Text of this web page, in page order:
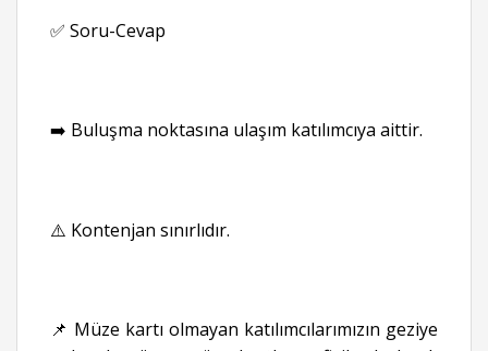
✅ Soru-Cevap
➡️ Buluşma noktasına ulaşım katılımcıya aittir.
⚠️ Kontenjan sınırlıdır.
📌 Müze kartı olmayan katılımcılarımızın geziye